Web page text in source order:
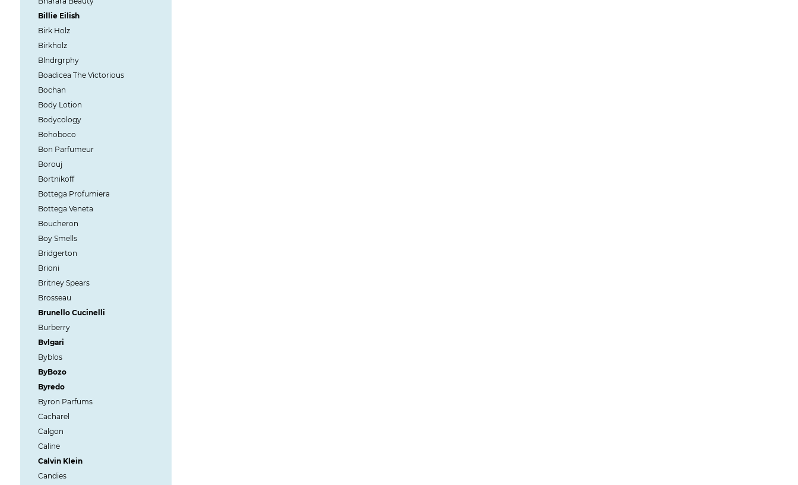
Billie Eilish
Birk Holz
Birkholz
Blndrgrphy
Boadicea The Victorious
Bochan
Body Lotion
Bodycology
Bohoboco
Bon Parfumeur
Borouj
Bortnikoff
Bottega Profumiera
Bottega Veneta
Boucheron
Boy Smells
Bridgerton
Brioni
Britney Spears
Brosseau
Brunello Cucinelli
Burberry
Bvlgari
Byblos
ByBozo
Byredo
Byron Parfums
Cacharel
Calgon
Caline
Calvin Klein
Candies